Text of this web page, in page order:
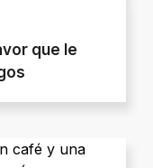
que le